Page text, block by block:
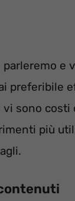
parleremo e
preferibile
vi sono costi
più